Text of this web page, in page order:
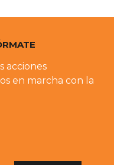
acciones
en marcha con la